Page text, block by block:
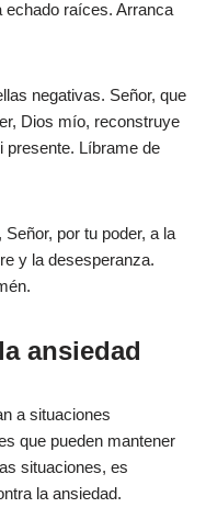
echado raíces. Arranca
negativas. Señor, que
Dios mío, reconstruye
presente. Líbrame de
por tu poder, a la
y la desesperanza.
ansiedad
a situaciones
que pueden mantener
situaciones, es
la ansiedad.